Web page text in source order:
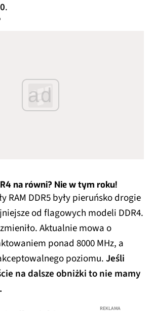
.
ad
na równi? Nie w tym roku!
RAM DDR5 były pieruńsko drogie
od flagowych modeli DDR4.
Aktualnie mowa o
ponad 8000 MHz, a
poziomu.Jeśli
na dalsze obniżki to nie mamy
REKLAMA